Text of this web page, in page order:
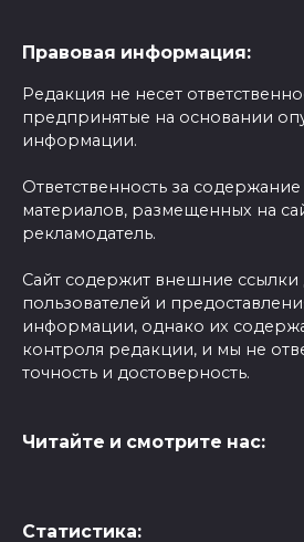
Правовая информация:
Редакция не несет
предпринятые на основании
информации.
Ответственность за
материалов, размещенных на
рекламодатель.
Сайт содержит внешние ссылки
пользователей и
информации, однако их
контроля редакции, и мы не
точность и достоверность.
Читайте и смотрите нас:
Статистика: